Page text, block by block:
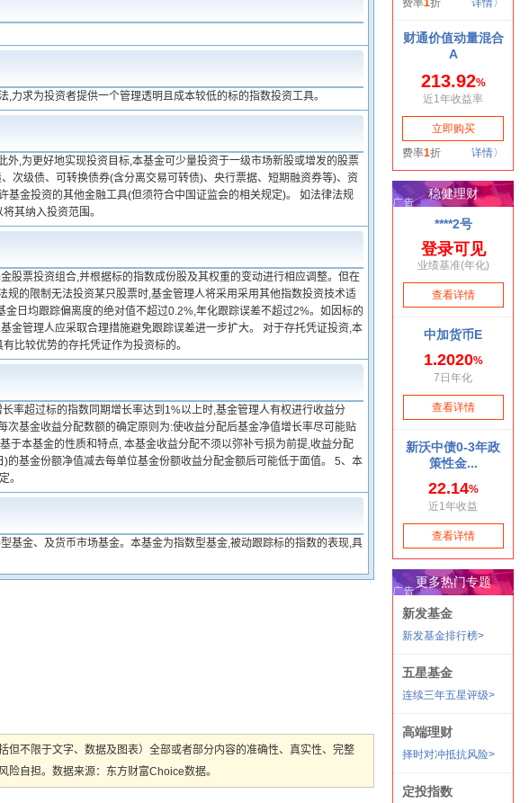
求为投资者提供一个管理透明且成本较低的标的指数投资工具。
,为更好地实现投资目标,本基金可少量投资于一级市场新股或增发的股票
次级债、可转换债券(含分离交易可转债)、央行票据、短期融资券等)、资
金投资的其他金融工具(但须符合中国证监会的相关规定)。 如法律法规
其纳入投资范围。
股票投资组合,并根据标的指数成份股及其权重的变动进行相应调整。但在
的限制无法投资某只股票时,基金管理人将采用采用其他指数投资技术适
日均跟踪偏离度的绝对值不超过0.2%,年化跟踪误差不超过2%。如因标的
金管理人应采取合理措施避免跟踪误差进一步扩大。 对于存托凭证投资,本
比较优势的存托凭证作为投资标的。
率超过标的指数同期增长率达到1%以上时,基金管理人有权进行收益分
基金收益分配数额的确定原则为:使收益分配后基金净值增长率尽可能贴
于本基金的性质和特点, 本基金收益分配不须以弥补亏损为前提,收益分配
基金份额净值减去每单位基金份额收益分配金额后可能低于面值。 5、本
。
基金、及货币市场基金。本基金为指数型基金,被动跟踪标的指数的表现,具
不限于文字、数据及图表）全部或者部分内容的准确性、真实性、完整
自担。数据来源：东方财富Choice数据。